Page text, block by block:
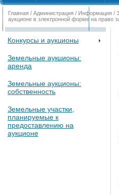
Обращения граждан
Главная / Администрация / Информация /
аукционе в электронной форме на право
Конкурсы и аукционы
Земельные аукционы:
аренда
Земельные аукционы:
собственность
Земельные участки,
планируемые к
предоставлению на
аукционе